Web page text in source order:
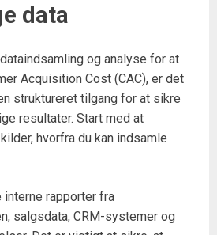
data
og analyse for at
Acquisition Cost (CAC), er det
struktureret tilgang for at sikre
resultater. Start med at
hvorfra du kan indsamle
interne rapporter fra
salgsdata, CRM-systemer og